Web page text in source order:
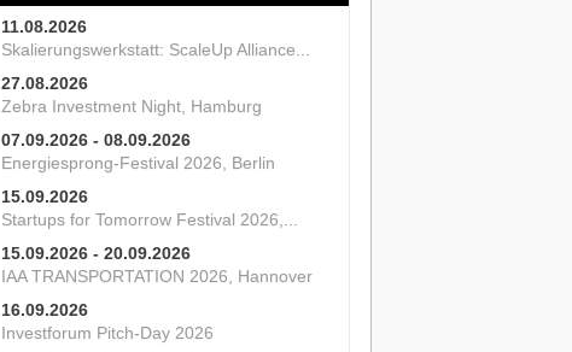
11.08.2026
Skalierungswerkstatt: ScaleUp Alliance...
27.08.2026
Zebra Investment Night, Hamburg
07.09.2026 - 08.09.2026
Energiesprong-Festival 2026, Berlin
15.09.2026
Startups for Tomorrow Festival 2026,...
15.09.2026 - 20.09.2026
IAA TRANSPORTATION 2026, Hannover
16.09.2026
Investforum Pitch-Day 2026